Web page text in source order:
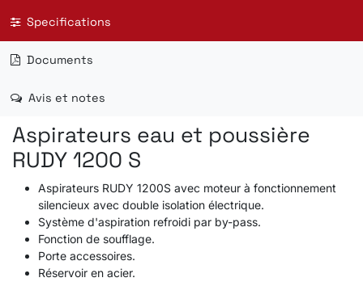
Specifications
Documents
Avis et notes
Aspirateurs eau et poussière
RUDY 1200 S
Aspirateurs RUDY 1200S avec moteur à fonctionnement
silencieux avec double isolation électrique.
Système d'aspiration refroidi par by-pass.
Fonction de soufflage.
Porte accessoires.
Réservoir en acier.